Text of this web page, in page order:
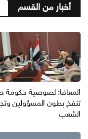
أخبار من القسم
المعافا: لصوصية حكومة
تنفخ بطون المسؤولين
الشعب